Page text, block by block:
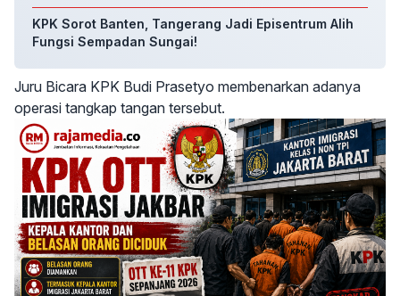
KPK Sorot Banten, Tangerang Jadi Episentrum Alih
Fungsi Sempadan Sungai!
Juru Bicara KPK Budi Prasetyo membenarkan adanya
operasi tangkap tangan tersebut.